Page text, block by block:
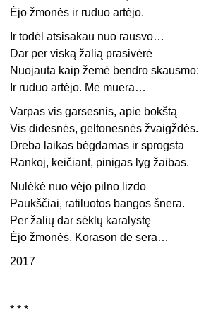
Ėjo žmonės ir ruduo artėjo.
Ir todėl atsisakau nuo rausvo…
Dar per viską žalią prasivėrė
Nuojauta kaip žemė bendro skausmo:
Ir ruduo artėjo. Me muera…
Varpas vis garsesnis, apie bokštą
Vis didesnės, geltonesnės žvaigždės.
Dreba laikas bėgdamas ir sprogsta
Rankoj, keičiant, pinigas lyg žaibas.
Nulėkė nuo vėjo pilno lizdo
Paukščiai, ratiluotos bangos šnera.
Per žalių dar sėklų karalystę
Ėjo žmonės. Korason de sera…
2017
* * *